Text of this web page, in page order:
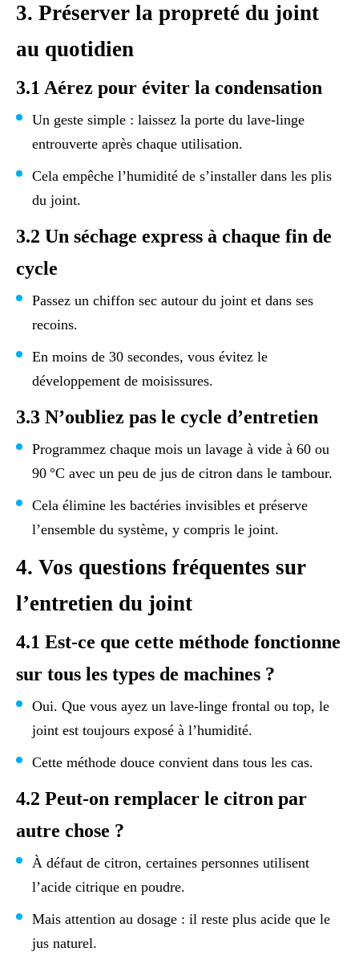
3. Préserver la propreté du joint
au quotidien
3.1 Aérez pour éviter la condensation
Un geste simple : laissez la porte du lave-linge
entrouverte après chaque utilisation.
Cela empêche l’humidité de s’installer dans les plis
du joint.
3.2 Un séchage express à chaque fin de
cycle
Passez un chiffon sec autour du joint et dans ses
recoins.
En moins de 30 secondes, vous évitez le
développement de moisissures.
3.3 N’oubliez pas le cycle d’entretien
Programmez chaque mois un lavage à vide à 60 ou
90 °C avec un peu de jus de citron dans le tambour.
Cela élimine les bactéries invisibles et préserve
l’ensemble du système, y compris le joint.
4. Vos questions fréquentes sur
l’entretien du joint
4.1 Est-ce que cette méthode fonctionne
sur tous les types de machines ?
Oui. Que vous ayez un lave-linge frontal ou top, le
joint est toujours exposé à l’humidité.
Cette méthode douce convient dans tous les cas.
4.2 Peut-on remplacer le citron par
autre chose ?
À défaut de citron, certaines personnes utilisent
l’acide citrique en poudre.
Mais attention au dosage : il reste plus acide que le
jus naturel.